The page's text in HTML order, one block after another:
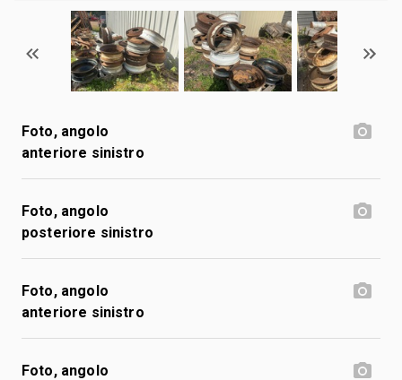
Foto, angolo
anteriore sinistro
Foto, angolo
posteriore sinistro
Foto, angolo
anteriore sinistro
Foto, angolo